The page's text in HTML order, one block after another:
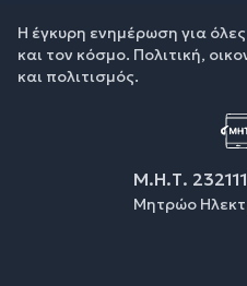
Η έγκυρη ενημέρωση για όλες
και τον κόσμο. Πολιτική,
και πολιτισμός.
Μ.Η.Τ. 232111
Μητρώο